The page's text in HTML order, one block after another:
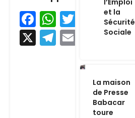
Facebook
WhatsApp
Twitter
X
Telegram
Email
et la
Sécurité
Sociale
La maison
de Presse
Babacar
toure